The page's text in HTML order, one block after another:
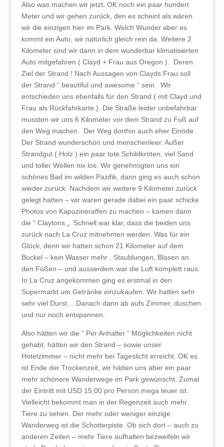
Also was machen wir jetzt, OK noch ein paar hundert
Meter und wir gehen zurück, den es scheint als wären
wir die einzigen hier im Park. Welch Wunder aber es
kommt ein Auto, wir natürlich gleich rein da. Weitere 2
Kilometer sind wir dann in dem wunderbar klimatisierten
Auto mitgefahren ( Clayd + Frau aus Oregon ). Deren
Ziel der Strand ! Nach Aussagen von Clayds Frau soll
der Strand “ beautiful und awesome “ sein. Wir
entschieden uns ebenfalls für den Strand ( mit Clayd und
Frau als Rückfahrkarte ). Die Straße leider unbefahrbar
mussten wir uns 6 Kilometer vor dem Strand zu Fuß auf
den Weg machen. Der Weg dorthin auch eher Einöde.
Der Strand wunderschön und menschenleer. Außer
Strandgut ( Holz ) ein paar tote Schildkröten, viel Sand
und toller Wellen nix los. Wir genehmigten uns ein
schönes Bad im wilden Pazifik, dann ging es auch schon
wieder zurück. Nachdem wir weitere 9 Kilometer zurück
gelegt hatten – wir waren gerade dabei ein paar schicke
Photos von Kapuzineraffen zu machen – kamen dann
die “ Claytons „. Schnell war klar, dass die beiden uns
zurück nach La Cruz mitnehmen werden. Was für ein
Glück, denn wir hatten schon 21 Kilometer auf dem
Buckel – kein Wasser mehr , Staublungen, Blasen an
den Füßen – und ausserdem war die Luft komplett raus.
In La Cruz angekommen ging es erstmal in den
Supermarkt um Getränke einzukaufen. Wir hatten sehr
sehr viel Durst… Danach dann ab aufs Zimmer, duschen
und nur noch entspannen.
Also hätten wir die “ Per Anhalter “ Möglichkeiten nicht
gehabt, hätten wir den Strand – sowie unser
Hotelzimmer – nicht mehr bei Tageslicht erreicht. OK es
ist Ende der Trockenzeit, wir hätten uns aber ein paar
mehr schönere Wanderwege im Park gewünscht. Zumal
der Eintritt mit USD 15,00 pro Person mega teuer ist.
Vielleicht bekommt man in der Regenzeit auch mehr
Tiere zu sehen. Der mehr oder weniger einzige
Wanderweg ist die Schotterpiste. Ob sich dort – auch zu
anderen Zeiten – mehr Tiere aufhalten bezweifeln wir